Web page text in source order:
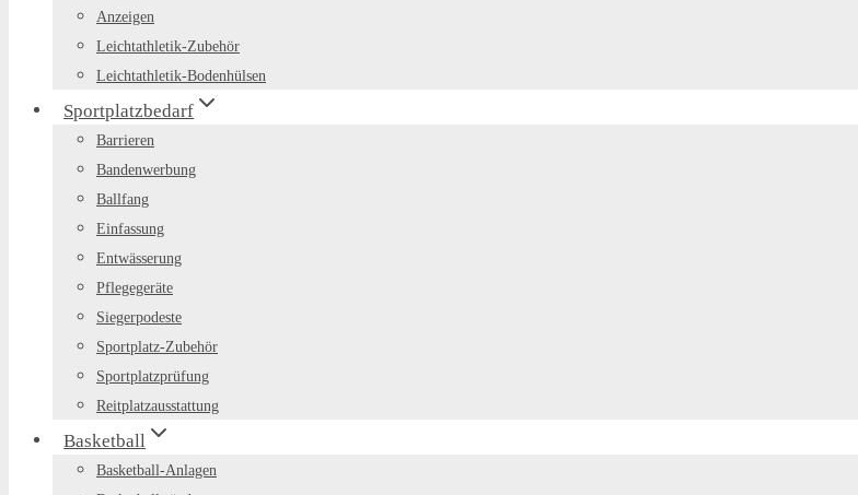
Anzeigen
Leichtathletik-Zubehör
Leichtathletik-Bodenhülsen
Sportplatzbedarf
Barrieren
Bandenwerbung
Ballfang
Einfassung
Entwässerung
Pflegegeräte
Siegerpodeste
Sportplatz-Zubehör
Sportplatzprüfung
Reitplatzausstattung
Basketball
Basketball-Anlagen